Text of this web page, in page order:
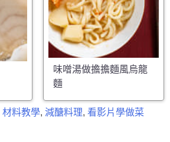
味噌湯做擔擔麵風烏龍
麵
材料教學, 減醣料理, 看影片學做菜